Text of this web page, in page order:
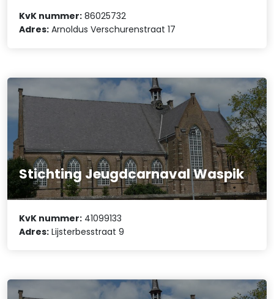
KvK nummer: 86025732
Adres: Arnoldus Verschurenstraat 17
Stichting Jeugdcarnaval Waspik
KvK nummer: 41099133
Adres: Lijsterbesstraat 9